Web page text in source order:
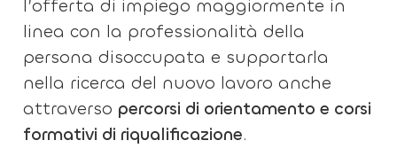
l’offerta di impiego maggiormente in
linea con la professionalità della
persona disoccupata e supportarla
nella ricerca del nuovo lavoro anche
attraverso percorsi di orientamento e corsi
formativi di riqualificazione.